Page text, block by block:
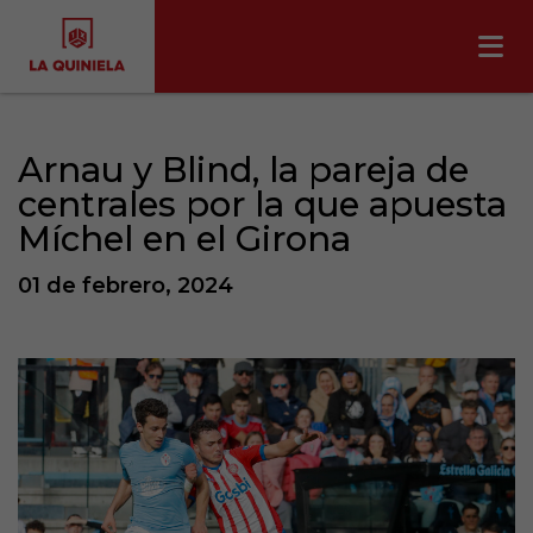
Arnau y Blind, la pareja de
centrales por la que apuesta
Míchel en el Girona
01 de febrero, 2024